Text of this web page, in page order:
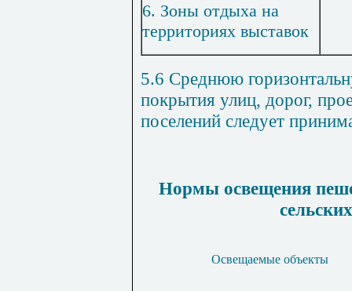
6. Зоны отдыха на
территориях выставок
5.6 Среднюю
покрытия улиц, дорог,
поселений следует
Нормы освещения
Освещаемые объекты